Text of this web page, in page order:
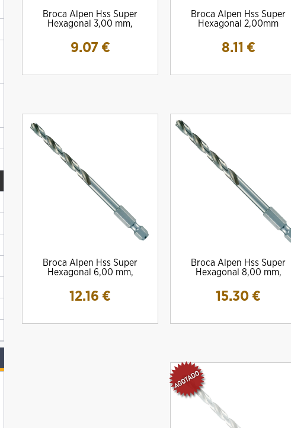
Broca Alpen Hss Super
Hexagonal 3,00 mm,
9.07 €
Broca Alpen Hss Super
Hexagonal 2,00mm
8.11 €
Broca Alpen Hss Super
Hexagonal 6,00 mm,
12.16 €
Broca Alpen Hss Super
Hexagonal 8,00 mm,
15.30 €